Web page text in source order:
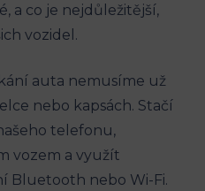
a co je nejdůležitější,
vozidel.
auta nemusíme už
nebo kapsách. Stačí
telefonu,
vozem a využít
Bluetooth nebo Wi-Fi.